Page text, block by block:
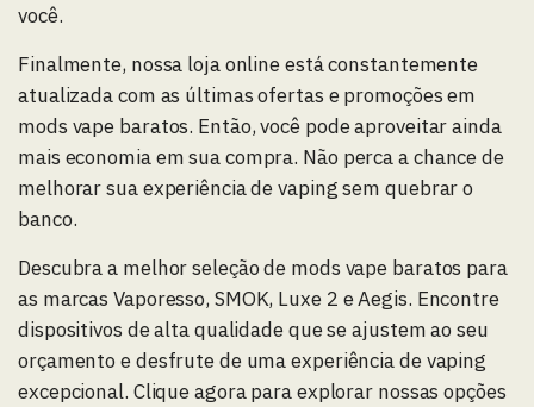
você.
Finalmente, nossa loja online está constantemente
atualizada com as últimas ofertas e promoções em
mods vape baratos. Então, você pode aproveitar ainda
mais economia em sua compra. Não perca a chance de
melhorar sua experiência de vaping sem quebrar o
banco.
Descubra a melhor seleção de mods vape baratos para
as marcas Vaporesso, SMOK, Luxe 2 e Aegis. Encontre
dispositivos de alta qualidade que se ajustem ao seu
orçamento e desfrute de uma experiência de vaping
excepcional. Clique agora para explorar nossas opções